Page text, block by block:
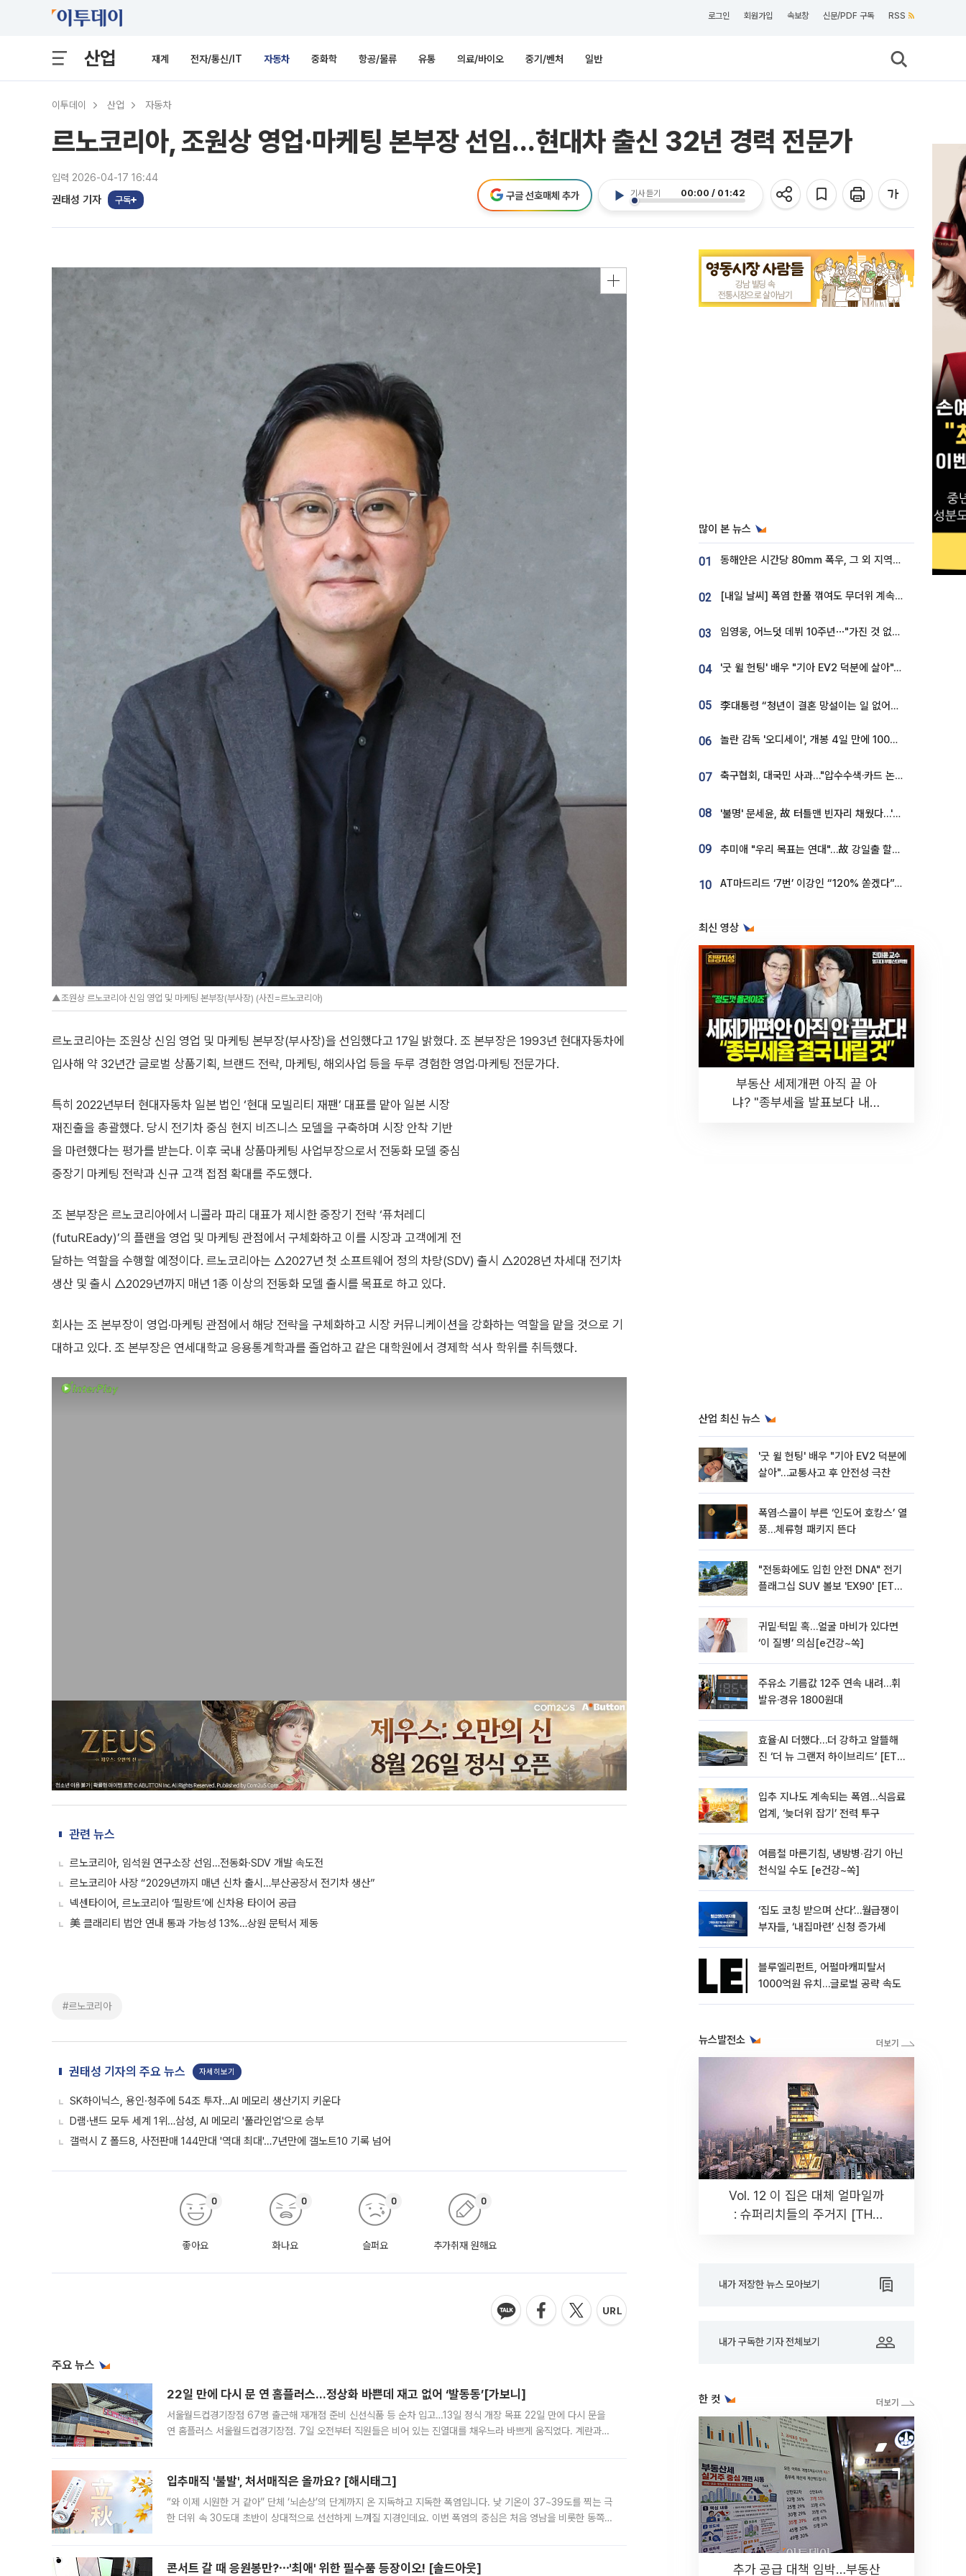
로그인 회원가입 속보창 신문/PDF 구독 RSS
산업 재계 전자/통신/IT 자동차 중화학 항공/물류 유통 의료/바이오 중기/벤처 일반
이투데이 산업 자동차
르노코리아, 조원상 영업·마케팅 본부장 선임…현대차 출신 32년 경력 전문가
입력 2026-04-17 16:44
권태성 기자 구독
기사 듣기 00:00 / 01:42
구글 선호매체 추가
▲조원상 르노코리아 신임 영업 및 마케팅 본부장(부사장) (사진=르노코리아)
르노코리아는 조원상 신임 영업 및 마케팅 본부장(부사장)을 선임했다고 17일 밝혔다. 조 본부장은 1993년 현대자동차에
입사해 약 32년간 글로벌 상품기획, 브랜드 전략, 마케팅, 해외사업 등을 두루 경험한 영업·마케팅 전문가다.
특히 2022년부터 현대자동차 일본 법인 ‘현대 모빌리티 재팬’ 대표를 맡아 일본 시장
재진출을 총괄했다. 당시 전기차 중심 현지 비즈니스 모델을 구축하며 시장 안착 기반
을 마련했다는 평가를 받는다. 이후 국내 상품마케팅 사업부장으로서 전동화 모델 중심
중장기 마케팅 전략과 신규 고객 접점 확대를 주도했다.
조 본부장은 르노코리아에서 니콜라 파리 대표가 제시한 중장기 전략 ‘퓨처레디
(futuREady)’의 플랜을 영업 및 마케팅 관점에서 구체화하고 이를 시장과 고객에게 전
달하는 역할을 수행할 예정이다. 르노코리아는 △2027년 첫 소프트웨어 정의 차량(SDV) 출시 △2028년 차세대 전기차
생산 및 출시 △2029년까지 매년 1종 이상의 전동화 모델 출시를 목표로 하고 있다.
회사는 조 본부장이 영업·마케팅 관점에서 해당 전략을 구체화하고 시장 커뮤니케이션을 강화하는 역할을 맡을 것으로 기
대하고 있다. 조 본부장은 연세대학교 응용통계학과를 졸업하고 같은 대학원에서 경제학 석사 학위를 취득했다.
관련 뉴스
르노코리아, 임석원 연구소장 선임…전동화·SDV 개발 속도전
르노코리아 사장 “2029년까지 매년 신차 출시…부산공장서 전기차 생산”
넥센타이어, 르노코리아 ‘필랑트’에 신차용 타이어 공급
美 클래리티 법안 연내 통과 가능성 13%…상원 문턱서 제동
#르노코리아
권태성 기자의 주요 뉴스 자세히보기
SK하이닉스, 용인·청주에 54조 투자…AI 메모리 생산기지 키운다
D램·낸드 모두 세계 1위…삼성, AI 메모리 '풀라인업'으로 승부
갤럭시 Z 폴드8, 사전판매 144만대 '역대 최대'…7년만에 갤노트10 기록 넘어
좋아요
0
화나요
0
슬퍼요
0
추가취재 원해요
0
주요 뉴스
22일 만에 다시 문 연 홈플러스…정상화 바쁜데 재고 없어 ‘발동동’[가보니]
서울월드컵경기장점 67명 출근해 재개점 준비 신선식품 등 순차 입고…13일 정식 개장 목표 22일 만에 다시 문을
연 홈플러스 서울월드컵경기장점. 7일 오전부터 직원들은 비어 있는 진열대를 채우느라 바쁘게 움직였다. 계란과
입추매직 '불발', 처서매직은 올까요? [해시태그]
“와 이제 시원한 거 같아” 단체 ‘뇌손상’의 단계까지 온 지독하고 지독한 폭염입니다. 낮 기온이 37~39도를 찍는 극
한 더위 속 30도대 초반이 상대적으로 선선하게 느껴질 지경인데요. 이번 폭염의 중심은 처음 영남을 비롯한 동쪽
콘서트 갈 때 응원봉만?⋯'최애' 위한 필수품 등장이오! [솔드아웃]
많이 본 뉴스
01 동해안은 시간당 80㎜ 폭우, 그 외 지역은 폭염…‘극과 극 날씨’
02 [내일 날씨] 폭염 한풀 꺾여도 무더위 계속⋯동해안 이틀 연속 비
03 임영웅, 어느덧 데뷔 10주년⋯"가진 것 없던 시절, 내 앞엔 20명의 팬뿐"
04 '굿 윌 헌팅' 배우 "기아 EV2 덕분에 살아"…교통사고 후 안전성 극찬
05 李대통령 “청년이 결혼 망설이는 일 없어야...제도상 불이익 조사”
06 놀란 감독 '오디세이', 개봉 4일 만에 100만 돌파⋯'왕사남' 보다 빠르다
07 축구협회, 대국민 사과…"압수수색·카드 논란 사죄, 강도 높은 쇄신"
08 '불명' 문세윤, 故 터틀맨 빈자리 채웠다…'거북이' 눈물의 최종 우승
09 추미애 "우리 목표는 연대"…故 강일출 할머니 흉상 제막
10 AT마드리드 ‘7번’ 이강인 “120% 쏟겠다”⋯시메오네 감독 “필요한 선수”
최신 영상
부동산 세제개편 아직 끝 아
냐? "종부세율 발표보다 내릴
산업 최신 뉴스
'굿 윌 헌팅' 배우 "기아 EV2 덕분에
살아"…교통사고 후 안전성 극찬
폭염·스콜이 부른 ‘인도어 호캉스’ 열
풍…체류형 패키지 뜬다
"전동화에도 입힌 안전 DNA" 전기
플래그십 SUV 볼보 'EX90' [ET의
귀밑·턱밑 혹…얼굴 마비가 있다면
‘이 질병’ 의심[e건강~쏙]
주유소 기름값 12주 연속 내려…휘
발유·경유 1800원대
효율·AI 더했다…더 강하고 알뜰해
진 ‘더 뉴 그랜저 하이브리드’ [ET의
입추 지나도 계속되는 폭염…식음료
업계, ‘늦더위 잡기’ 전력 투구
여름철 마른기침, 냉방병‧감기 아닌
천식일 수도 [e건강~쏙]
‘집도 코칭 받으며 산다’…월급쟁이
부자들, ‘내집마련’ 신청 증가세
블루엘리펀트, 어펄마캐피탈서
1000억원 유치…글로벌 공략 속도
뉴스발전소
Vol. 12 이 집은 대체 얼마일까
: 슈퍼리치들의 주거지 [THE
내가 저장한 뉴스 모아보기
내가 구독한 기자 전체보기
한 컷
추가 공급 대책 임박…부동산